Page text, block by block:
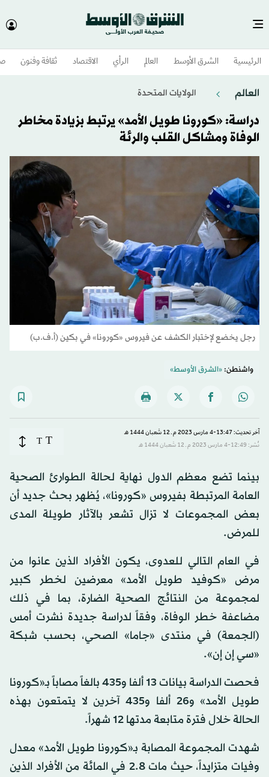
الرئيسية الشرق الأوسط​ العالم الرأي الاقتصاد ثقافة وفنون
العالم الولايات المتحدة​
دراسة: «كورونا طويل الأمد» يرتبط بزيادة مخاطر
الوفاة ومشاكل القلب والرئة
رجل يخضع لإختبار الكشف عن فيروس «كورونا» في بكين (أ.ف.ب)
واشنطن:«الشرق الأوسط»
آخر تحديث: 13:47-4 مارس 2023 م ـ 12 شَعبان 1444 هـ
نُشر: 12:49-4 مارس 2023 م ـ 12 شَعبان 1444 هـ
T
T
بينما تضع معظم الدول نهاية لحالة الطوارئ الصحية
العامة المرتبطة بفيروس «كورونا»، يُظهر بحث جديد أن
بعض المجموعات لا تزال تشعر بالآثار طويلة المدى
للمرض.
في العام التالي للعدوى، يكون الأفراد الذين عانوا من
مرض «كوفيد طويل الأمد» معرضين لخطر كبير
لمجموعة من النتائج الصحية الضارة، بما في ذلك
مضاعفة خطر الوفاة، وفقاً لدراسة جديدة نشرت أمس
(الجمعة) في منتدى «جاما» الصحي، بحسب شبكة
«سي إن إن».
فحصت الدراسة بيانات 13 ألفا و435 بالغاً مصاباً بـ«كورونا
طويل الأمد» و26 ألفا و435 آخرين لا يتمتعون بهذه
الحالة خلال فترة متابعة مدتها 12 شهراً.
شهدت المجموعة المصابة بـ«كورونا طويل الأمد» معدل
وفيات متزايداً، حيث مات 2.8 في المائة من الأفراد الذين